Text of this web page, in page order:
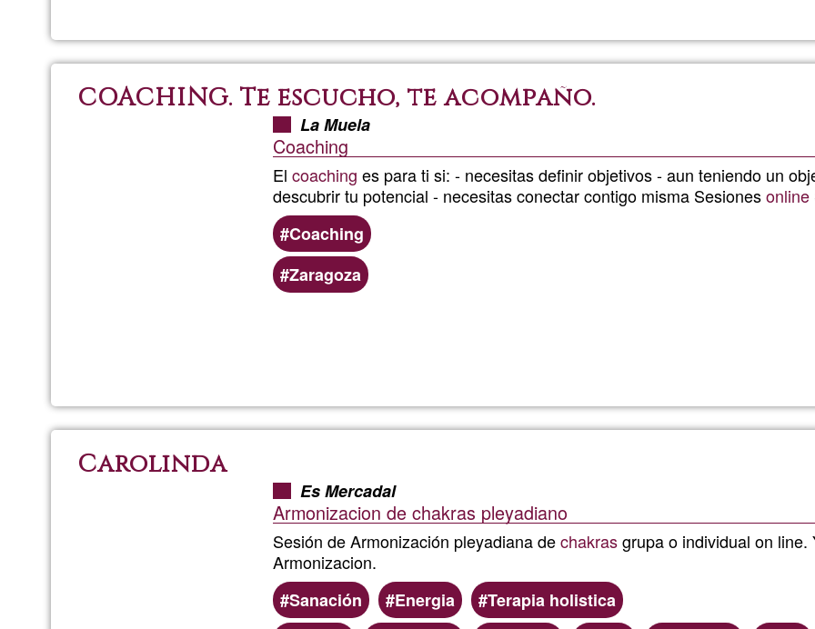
Saber
COACHING. Te escucho, te acompaño.
La Muela
Coaching
El coaching es para ti si: - necesitas definir objetivos - aun teniendo un
descubrir tu potencial - necesitas conectar contigo misma Sesionesonline
Coaching
Zaragoza
Te
te
Carolinda
Es Mercadal
Armonizacion de chakras pleyadiano
Sesión de Armonización pleyadiana dechakrasgrupa o individual on line.
Armonizacion.
Sanación
Energia
Terapia holistica